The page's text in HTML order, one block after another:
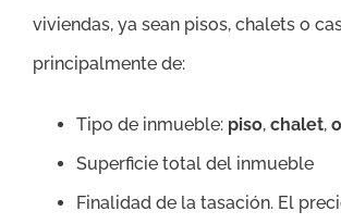
viviendas, ya sean pisos, chalets o
principalmente de:
Tipo de inmueble: piso, chalet,
Superficie total del inmueble
Finalidad de la tasación. El